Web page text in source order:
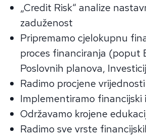
„Credit Risk“ analize
zaduženost
Pripremamo cjelokupnu
proces financiranja (poput
Poslovnih planova,
Radimo procjene
Implementiramo financijski
Održavamo krojene
Radimo sve vrste